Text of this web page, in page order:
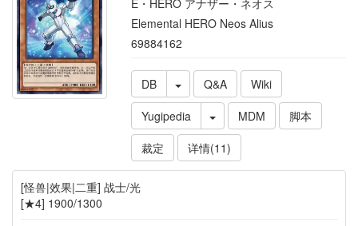
E・HERO アナザー・ネオス
Elemental HERO Neos Alius
69884162
DB Q&A
Wiki
Yugipedia
MDM
脚本
裁定
详情(11)
[怪兽|效果|二重] 战士/光
[★4] 1900/1300